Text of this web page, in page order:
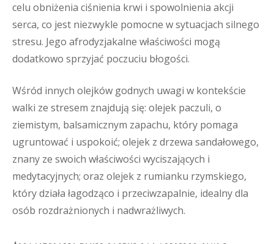
celu obniżenia ciśnienia krwi i spowolnienia akcji
serca, co jest niezwykle pomocne w sytuacjach silnego
stresu. Jego afrodyzjakalne właściwości mogą
dodatkowo sprzyjać poczuciu błogości.
Wśród innych olejków godnych uwagi w kontekście
walki ze stresem znajdują się: olejek paczuli, o
ziemistym, balsamicznym zapachu, który pomaga
ugruntować i uspokoić; olejek z drzewa sandałowego,
znany ze swoich właściwości wyciszających i
medytacyjnych; oraz olejek z rumianku rzymskiego,
który działa łagodząco i przeciwzapalnie, idealny dla
osób rozdrażnionych i nadwrażliwych.